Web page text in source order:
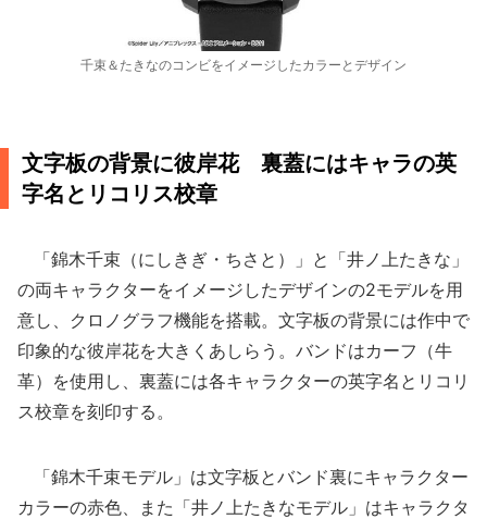
千束＆たきなのコンビをイメージしたカラーとデザイン
文字板の背景に彼岸花 裏蓋にはキャラの英
字名とリコリス校章
「錦木千束（にしきぎ・ちさと）」と「井ノ上たきな」
の両キャラクターをイメージしたデザインの2モデルを用
意し、クロノグラフ機能を搭載。文字板の背景には作中で
印象的な彼岸花を大きくあしらう。バンドはカーフ（牛
革）を使用し、裏蓋には各キャラクターの英字名とリコリ
ス校章を刻印する。
「錦木千束モデル」は文字板とバンド裏にキャラクター
カラーの赤色、また「井ノ上たきなモデル」はキャラクタ